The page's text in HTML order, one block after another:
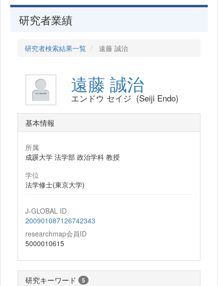
研究者業績
研究者検索結果一覧 遠藤 誠治
遠藤 誠治
エンドウ セイジ (Seiji Endo)
基本情報
所属
成蹊大学 法学部 政治学科 教授
学位
法学修士(東京大学)
J-GLOBAL ID
200901087126742343
researchmap会員ID
5000010615
研究キーワード 5